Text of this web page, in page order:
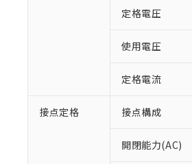
定格電圧
使用電圧
定格電流
接点定格 接点構成
開閉能力(AC)